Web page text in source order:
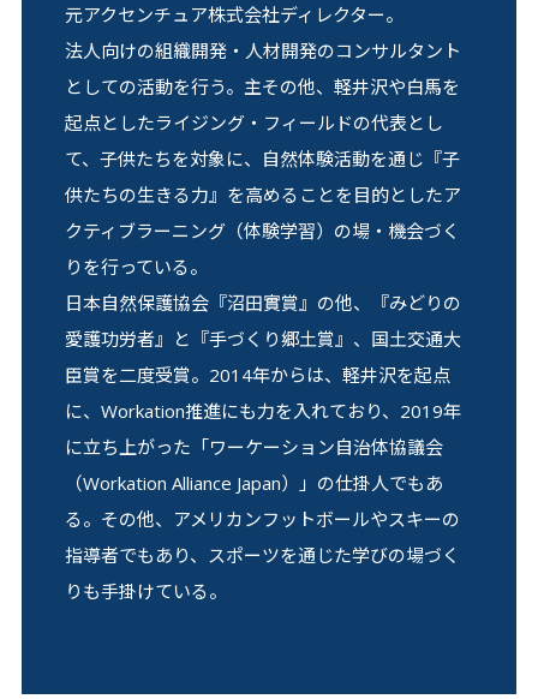
元アクセンチュア株式会社ディレクター。
法⼈向けの組織開発・⼈材開発のコンサルタント
としての活動を⾏う。主その他、軽井沢や⽩⾺を
起点としたライジング・フィールドの代表とし
て、⼦供たちを対象に、⾃然体験活動を通じ『⼦
供たちの⽣きる⼒』を⾼めることを⽬的としたア
クティブラーニング（体験学習）の場・機会づく
りを⾏っている。
⽇本⾃然保護協会『沼⽥實賞』の他、『みどりの
愛護功労者』と『⼿づくり郷⼟賞』、国⼟交通⼤
⾂賞を⼆度受賞。2014年からは、軽井沢を起点
に、Workation推進にも⼒を⼊れており、2019年
に⽴ち上がった「ワーケーション⾃治体協議会
（Workation Alliance Japan）」の仕掛⼈でもあ
る。その他、アメリカンフットボールやスキーの
指導者でもあり、スポーツを通じた学びの場づく
りも⼿掛けている。